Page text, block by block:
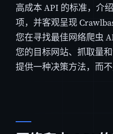
高成本 API 的标准，介
项，并客观呈现
您在寻找最佳网络爬虫
您的目标网站、抓取量
提供一种决策方法，而不